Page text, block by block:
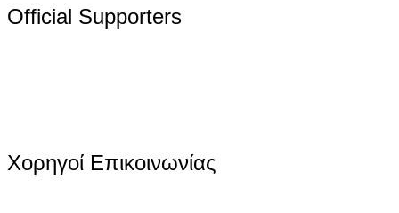
Official Supporters
Χορηγοί Επικοινωνίας